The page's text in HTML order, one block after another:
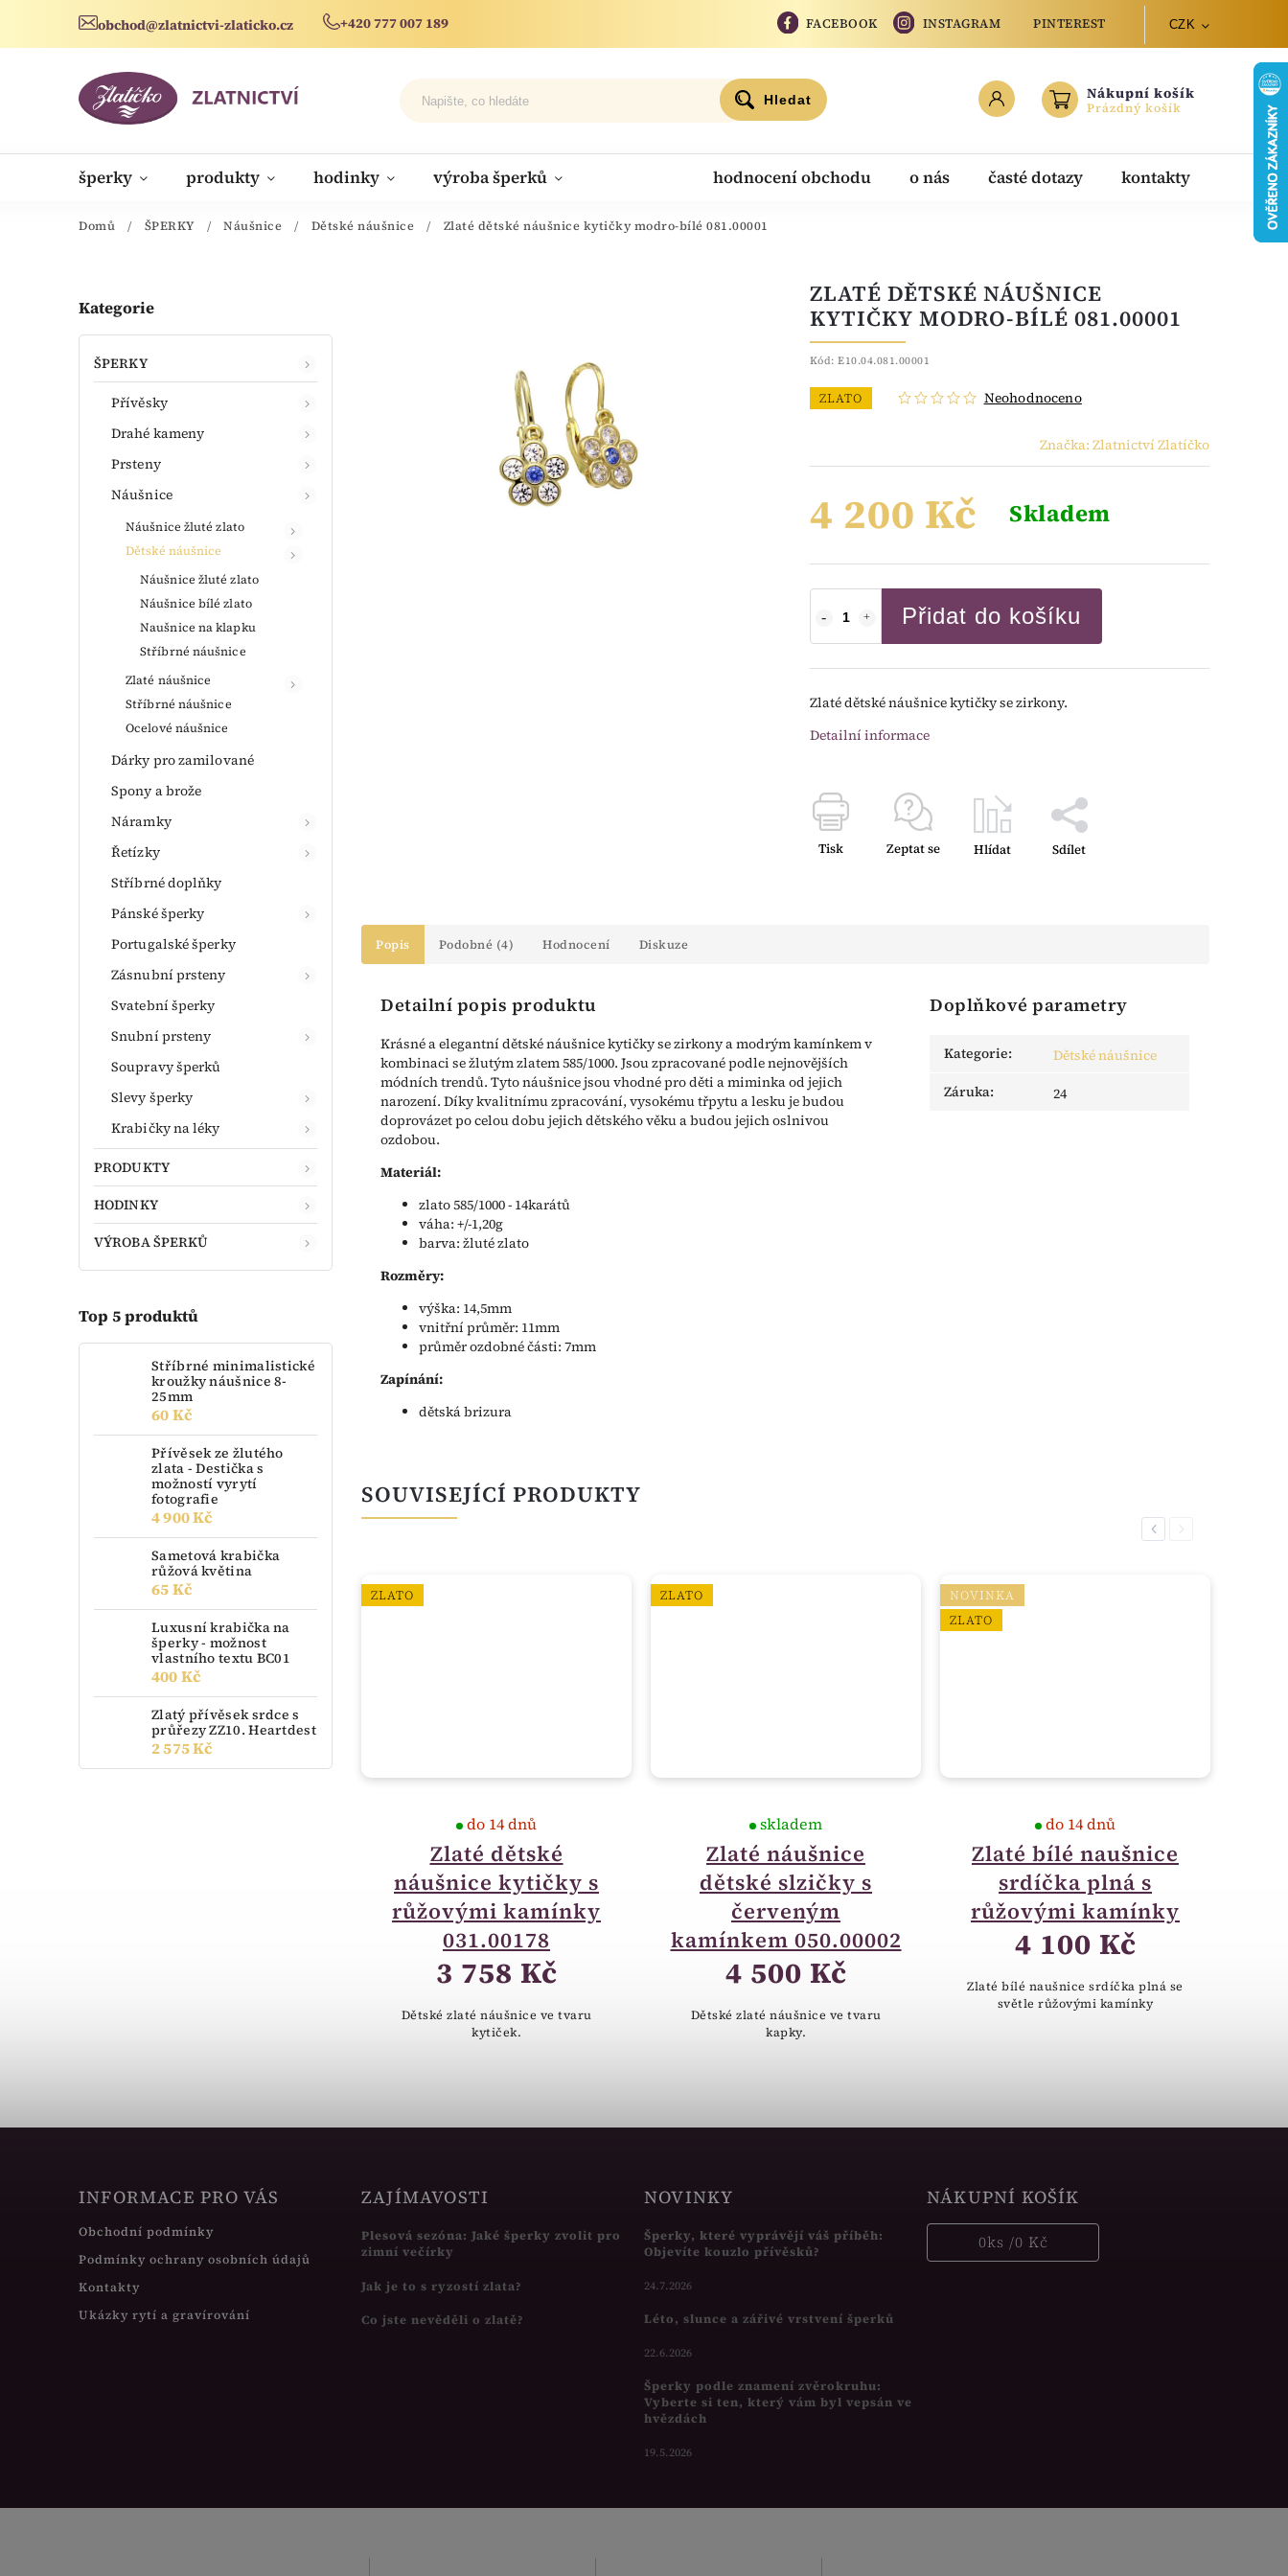
obchod@zlatnictvi-zlaticko.cz +420 777 007 189 FACEBOOK INSTAGRAM PINTEREST CZK
Hledat Nákupní košík
Prázdný košík
šperky produkty hodinky výroba šperků hodnocení obchodu o nás časté dotazy kontakty
novinky
Domů / ŠPERKY / Náušnice / Dětské náušnice / Zlaté dětské náušnice kytičky modro-bílé 081.00001
Kategorie
ŠPERKY
Přívěsky
Drahé kameny
Prsteny
Náušnice
Náušnice žluté zlato
Dětské náušnice
Náušnice žluté zlato
Náušnice bílé zlato
Naušnice na klapku
Stříbrné náušnice
Zlaté náušnice
Stříbrné náušnice
Ocelové náušnice
Dárky pro zamilované
Spony a brože
Náramky
Řetízky
Stříbrné doplňky
Pánské šperky
Portugalské šperky
Zásnubní prsteny
Svatební šperky
Snubní prsteny
Soupravy šperků
Slevy šperky
Krabičky na léky
PRODUKTY
HODINKY
VÝROBA ŠPERKŮ
Top 5 produktů
Stříbrné minimalistické
kroužky náušnice 8-
25mm
60 Kč
Přívěsek ze žlutého
zlata - Destička s
možností vyrytí
fotografie
4 900 Kč
Sametová krabička
růžová květina
65 Kč
Luxusní krabička na
šperky - možnost
vlastního textu BC01
400 Kč
Zlatý přívěsek srdce s
průřezy ZZ10. Heartdest
2 575 Kč
ZLATÉ DĚTSKÉ NÁUŠNICE
KYTIČKY MODRO-BÍLÉ 081.00001
Kód: E10.04.081.00001
ZLATO Neohodnoceno
Značka: Zlatnictví Zlatíčko
4 200 Kč Skladem
Přidat do košíku
Zlaté dětské náušnice kytičky se zirkony.
Detailní informace
Tisk Zeptat se Hlídat Sdílet
Popis Podobné (4) Hodnocení Diskuze
Detailní popis produktu
Krásné a elegantní dětské náušnice kytičky se zirkony a modrým kamínkem v
kombinaci se žlutým zlatem 585/1000. Jsou zpracované podle nejnovějších
módních trendů. Tyto náušnice jsou vhodné pro děti a miminka od jejich
narození. Díky kvalitnímu zpracování, vysokému třpytu a lesku je budou
doprovázet po celou dobu jejich dětského věku a budou jejich oslnivou
ozdobou.
Materiál:
zlato 585/1000 - 14karátů
váha: +/-1,20g
barva: žluté zlato
Rozměry:
výška: 14,5mm
vnitřní průměr: 11mm
průměr ozdobné části: 7mm
Zapínání:
dětská brizura
Doplňkové parametry
Kategorie:
Dětské náušnice
Záruka: 24
SOUVISEJÍCÍ PRODUKTY
Previous
ZLATO
Zlaté dětské
náušnice kytičky s
růžovými kamínky
031.00178
do 14 dnů
3 758 Kč
Dětské zlaté náušnice ve tvaru
kytiček.
ZLATO
Zlaté náušnice
dětské slzičky s
červeným
kamínkem 050.00002
skladem
4 500 Kč
Dětské zlaté náušnice ve tvaru
kapky.
NOVINKA
ZLATO
Zlaté bílé naušnice
srdíčka plná s
růžovými kamínky
do 14 dnů
4 100 Kč
Zlaté bílé naušnice srdíčka plná se
světle růžovými kamínky
Next
INFORMACE PRO VÁS
Obchodní podmínky
Podmínky ochrany osobních údajů
Kontakty
Ukázky rytí a gravírování
ZAJÍMAVOSTI
Plesová sezóna: Jaké šperky zvolit pro
zimní večírky
Jak je to s ryzostí zlata?
Co jste nevěděli o zlatě?
NOVINKY
Šperky, které vyprávějí váš příběh:
Objevíte kouzlo přívěsků?
24.7.2026
Léto, slunce a zářivé vrstvení šperků
22.6.2026
Šperky podle znamení zvěrokruhu:
Vyberte si ten, který vám byl vepsán ve
hvězdách
19.5.2026
NÁKUPNÍ KOŠÍK
0ks /0 Kč